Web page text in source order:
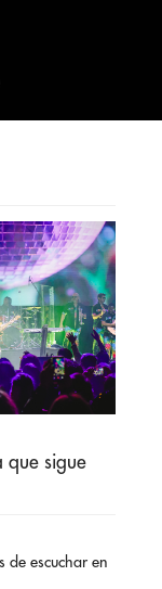
que sigue
de escuchar en